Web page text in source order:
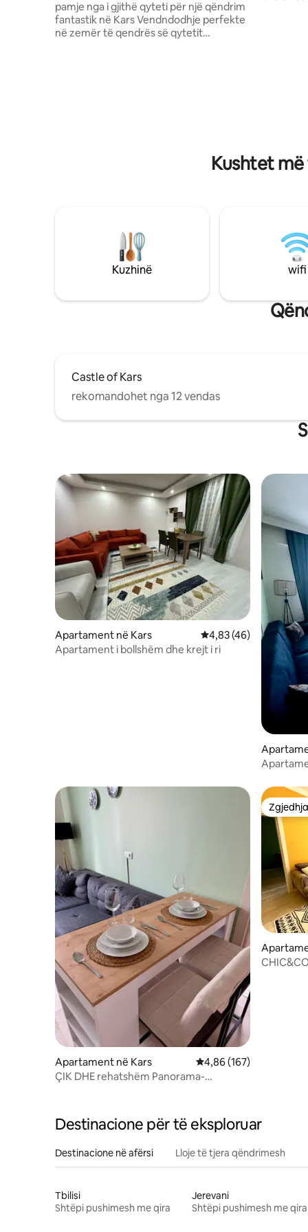
pamje nga i gjithë qyteti për një qëndrim
fantastik në Kars Vendndodhje perfekte
në zemër të qendrës së qytetit
Kushtet
Kuzhinë wifi
Castle of Kars
rekomandohet nga 12 vendas
Apartament në Kars Vlerësimi mesatar
4,83 (46)
Apartament i bollshëm dhe krejt i ri
Kars
Apartament në Kars Vlerësimi mesatar 4,86
4,86 (167)
ÇIK DHE rehatshëm Panorama-
Destinacione për të eksploruar
Destinacione në afërsi Lloje të tjera qëndrimesh
Tbilisi
Shtëpi pushimesh me qira
Jerevani
Shtëpi pushimesh me qira